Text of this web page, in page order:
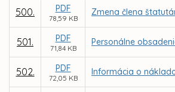
500. PDF
78,59 KB
Zmena člena
501. PDF
71,84 KB
Personálne
502. PDF
72,05 KB
Informácia o